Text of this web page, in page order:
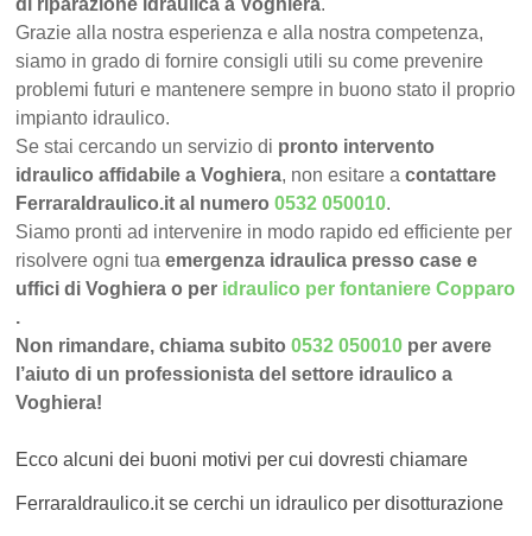
di riparazione idraulica a Voghiera.
Grazie alla nostra esperienza e alla nostra competenza,
siamo in grado di fornire consigli utili su come prevenire
problemi futuri e mantenere sempre in buono stato il proprio
impianto idraulico.
Se stai cercando un servizio di pronto intervento
idraulico affidabile a Voghiera, non esitare acontattare
FerraraIdraulico.it al numero0532 050010.
Siamo pronti ad intervenire in modo rapido ed efficiente per
risolvere ogni tuaemergenza idraulica presso case e
uffici di Voghiera o per idraulico per fontaniere Copparo
.
Non rimandare, chiama subito0532 050010 per avere
l’aiuto di un professionista del settore idraulico a
Voghiera!
Ecco alcuni dei buoni motivi per cui dovresti chiamare
FerraraIdraulico.it se cerchi un idraulico per disotturazione